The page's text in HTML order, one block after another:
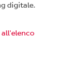
digitale.